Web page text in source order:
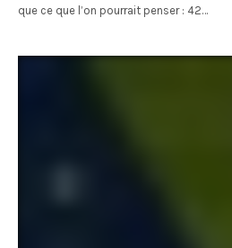
que ce que l’on pourrait penser : 42…